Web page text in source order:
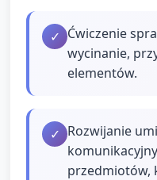
✓ Ćwiczenie
wycinanie,
elementów.
✓ Rozwijanie
przedmiotów,